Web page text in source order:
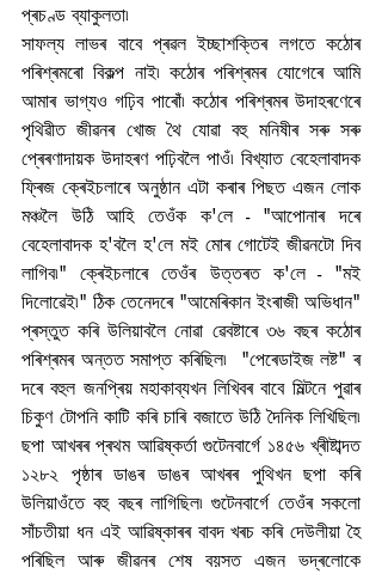
প্ৰচণ্ড ব্যাকুলতা৷
সাফল্য লাভৰ বাবে প্ৰৱল ইচ্ছাশক্তিৰ লগতে কঠোৰ
পৰিশ্ৰমৰো বিকল্প নাই৷ কঠোৰ পৰিশ্ৰমৰ যোগেৰে আমি
আমাৰ ভাগ্যও গঢ়িব পাৰোঁ৷ কঠোৰ পৰিশ্ৰমৰ উদাহৰণেৰে
পৃথিৱীত জীৱনৰ খোজ থৈ যোৱা বহু মনিষীৰ সৰু সৰু
প্ৰেৰণাদায়ক উদাহৰণ পঢ়িবলৈ পাওঁ৷ বিখ্যাত বেহেলাবাদক
ফ্ৰিজ ক্ৰেইচলাৰে অনুষ্ঠান এটা কৰাৰ পিছত এজন লোক
মঞ্চলৈ উঠি আহি তেওঁক ক'লে - "আপোনাৰ দৰে
বেহেলাবাদক হ'বলৈ হ'লে মই মোৰ গোটেই জীৱনটো দিব
লাগিব৷" ক্ৰেইচলাৰে তেওঁৰ উত্তৰত ক'লে - "মই
দিলোৱেই৷" ঠিক তেনেদৰে "আমেৰিকান ইংৰাজী অভিধান"
প্ৰস্তুত কৰি উলিয়াবলৈ নোৱা ৱেবষ্টাৰে ৩৬ বছৰ কঠোৰ
পৰিশ্ৰমৰ অন্তত সমাপ্ত কৰিছিল৷  "পেৰেডাইজ লষ্ট" ৰ
দৰে বহুল জনপ্ৰিয় মহাকাব্যখন লিখিবৰ বাবে মিল্টনে পুৱাৰ
চিকুণ টোপনি কাটি কৰি চাৰি বজাতে উঠি দৈনিক লিখিছিল৷
ছপা আখৰৰ প্ৰথম আৱিষ্কৰ্তা গুটেনবাৰ্গে ১৪৫৬ খ্ৰীষ্টাব্দত
১২৮২ পৃষ্ঠাৰ ডাঙৰ ডাঙৰ আখৰৰ পুথিখন ছপা কৰি
উলিয়াওঁতে বহু বছৰ লাগিছিল৷ গুটেনবাৰ্গে তেওঁৰ সকলো
সাঁচতীয়া ধন এই আৱিষ্কাৰৰ বাবদ খৰচ কৰি দেউলীয়া হৈ
পৰিছিল আৰু জীৱনৰ শেষ বয়সত এজন ভদ্ৰলোকে